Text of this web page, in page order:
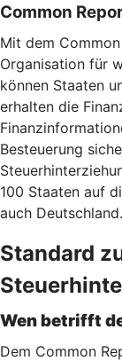
Common
Mit dem
Organisation für
können Staaten
erhalten die
Besteuerung
100 Staaten auf
auch Deutschland.
Standard
Wen betrifft
Dem Common